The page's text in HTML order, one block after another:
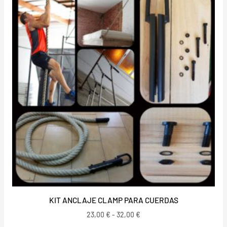
KIT ANCLAJE CLAMP PARA CUERDAS
23,00 € - 32,00 €
precios:
desde
23,00 €